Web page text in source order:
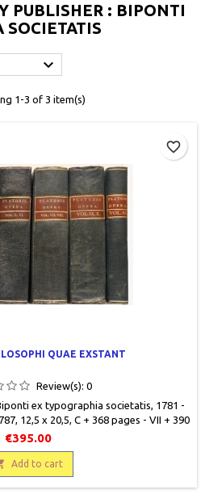
PUBLISHER : BIPONTI
SOCIETATIS

1-3 of 3 item(s)
QUAE EXSTANT
Review(s): 0
ex typographia societatis, 1781 -
12,5 x 20,5, C + 368 pages - VII + 390
pages - VI + 390 pages - XII + 483
papier bleu, dos lisse avec pièce de
de filets et de petits motifs, filets en
hauts...
€395.00
Add to cart
favorite_border